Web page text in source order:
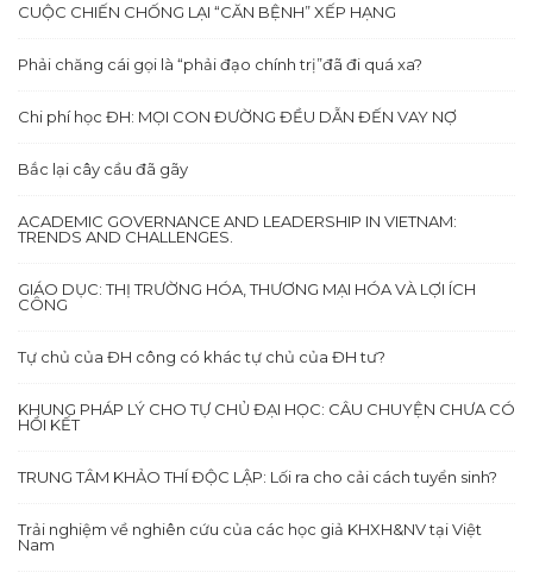
CUỘC CHIẾN CHỐNG LẠI “CĂN BỆNH” XẾP HẠNG
Phải chăng cái gọi là “phải đạo chính trị”đã đi quá xa?
Chi phí học ĐH: MỌI CON ĐƯỜNG ĐỀU DẪN ĐẾN VAY NỢ
Bắc lại cây cầu đã gãy
ACADEMIC GOVERNANCE AND LEADERSHIP IN VIETNAM:
TRENDS AND CHALLENGES.
GIÁO DỤC: THỊ TRƯỜNG HÓA, THƯƠNG MẠI HÓA VÀ LỢI ÍCH
CÔNG
Tự chủ của ĐH công có khác tự chủ của ĐH tư?
KHUNG PHÁP LÝ CHO TỰ CHỦ ĐẠI HỌC: CÂU CHUYỆN CHƯA CÓ
HỒI KẾT
TRUNG TÂM KHẢO THÍ ĐỘC LẬP: Lối ra cho cải cách tuyển sinh?
Trải nghiệm về nghiên cứu của các học giả KHXH&NV tại Việt
Nam